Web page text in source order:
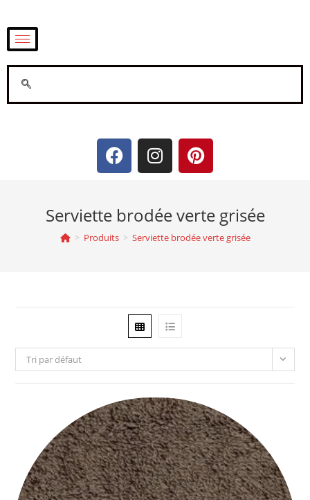
Serviette brodée verte grisée
> Produits > Serviette brodée verte grisée
Tri par défaut